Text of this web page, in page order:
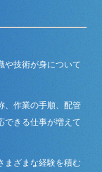
や技術が身について
、作業の手順、配管
できる仕事が増えて
まざまな経験を積む